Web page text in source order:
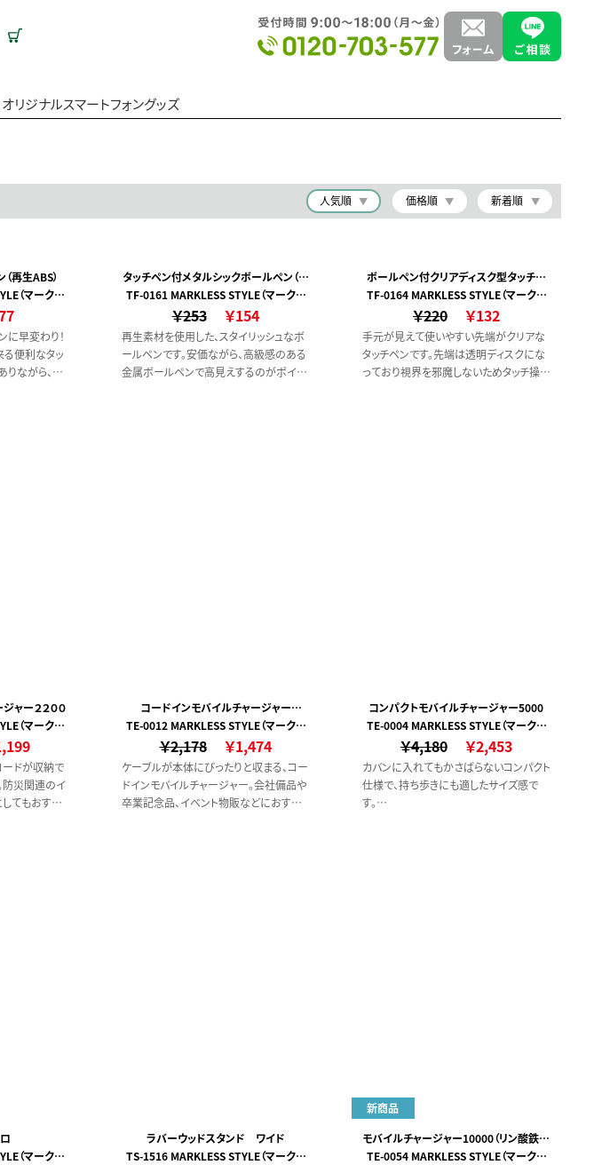
オリジナルスマートフォングッズ
人気順 価格順 新着順
再生ABS）
（マークレ
に早変わり！
便利なタッ
りながら、持
タッチペン付メタルシックボールペン（再
生アルミ）
TF-0161 MARKLESS STYLE（マークレ
ススタイル）
￥253 ￥154
再生素材を使用した、スタイリッシュなボ
ールペンです。安価ながら、高級感のある
金属ボールペンで高見えするのがポイン
ボールペン付クリアディスク型タッチペ
ン（再生ABS）
TF-0164 MARKLESS STYLE（マークレ
ススタイル）
￥220 ￥132
手元が見えて使いやすい先端がクリアな
タッチペンです。先端は透明ディスクにな
っており視界を邪魔しないためタッチ操作
ャー２２００
（マークレ
ドが収納で
防災関連のイ
してもおすす
コードインモバイルチャージャー
2000（全面印刷対応）
TE-0012 MARKLESS STYLE（マークレ
ススタイル）
￥2,178 ￥1,474
ケーブルが本体にぴったりと収まる、コー
ドインモバイルチャージャー。会社備品や
卒業記念品、イベント物販などにおすす
コンパクトモバイルチャージャー5000
TE-0004 MARKLESS STYLE（マークレ
ススタイル）
￥4,180 ￥2,453
カバンに入れてもかさばらないコンパクト
仕様で、持ち歩きにも適したサイズ感で
す。
（マークレ
ラバーウッドスタンド ワイド
TS-1516 MARKLESS STYLE（マークレ
新商品
モバイルチャージャー10000（リン酸鉄使
用）
TE-0054 MARKLESS STYLE（マークレ